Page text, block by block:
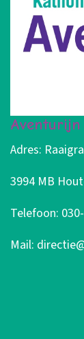
Aventurijn
Adres:
3994 MB
Telefoon:
Mail: